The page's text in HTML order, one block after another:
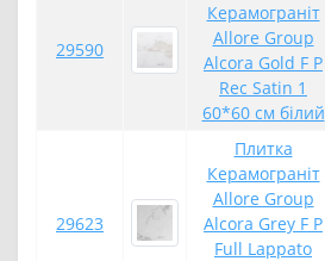
29590
Керамограніт
Allore Group
Alcora Gold F P
Rec Satin 1
60*60 см білий
29623
Плитка
Керамограніт
Allore Group
Alcora Grey F P
Full Lappato